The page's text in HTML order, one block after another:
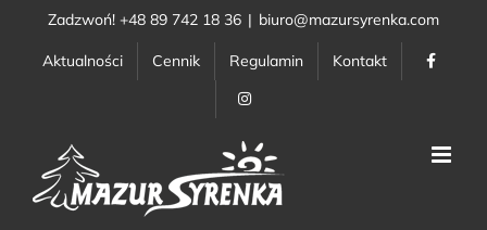
PrzejdźZadzwoń! +48 89 742 18 36 | biuro@mazursyrenka.com
Aktualności Cennik Regulamin Kontakt